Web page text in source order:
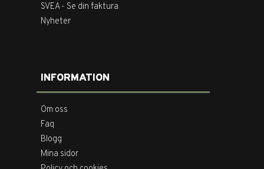
SVEA - Se din faktura
Nyheter
INFORMATION
Om oss
Faq
Blogg
Mina sidor